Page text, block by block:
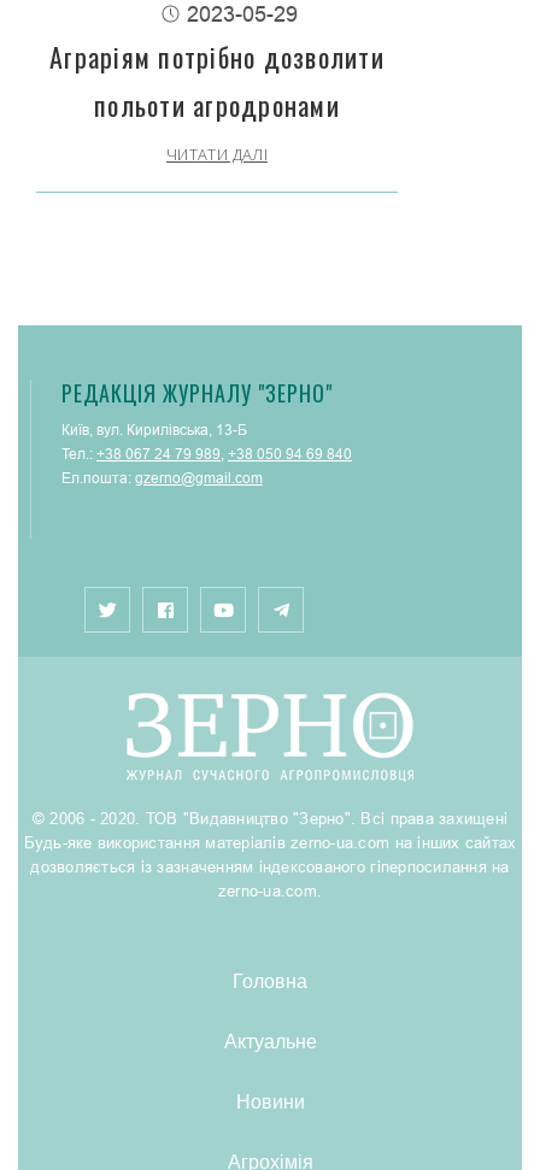
2023-05-29
Аграріям потрібно дозволити
польоти агродронами
ЧИТАТИ ДАЛІ
РЕДАКЦІЯ ЖУРНАЛУ "ЗЕРНО"
Київ, вул. Кирилівська, 13-Б
Тел.: +38 067 24 79 989, +38 050 94 69 840
Ел.пошта: gzerno@gmail.com
© 2006 - 2020. ТОВ "Видавництво "Зерно". Всі права захищені
Будь-яке використання матеріалів zerno-ua.com на інших сайтах
дозволяється із зазначенням індексованого гіперпосилання на
zerno-ua.com.
Головна
Актуальне
Новини
Агрохімія